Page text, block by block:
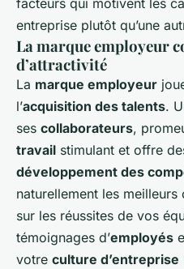
facteurs qui motivent les
entreprise plutôt qu’une
La marque employeur
d’attractivité
La marque employeur
l’acquisition des talents.
ses collaborateurs,
travail stimulant et offre
développement des
naturellement les
sur les réussites de vos
témoignages d’employés
votre culture d’entreprise